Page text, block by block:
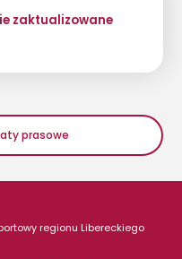
zaktualizowane
prasowe
regionu Libereckiego